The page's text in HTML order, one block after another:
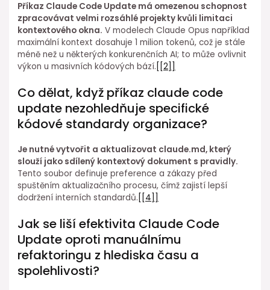
Příkaz Claude Code⁤ Update⁤ má omezenou schopnost⁢
zpracovávat velmi rozsáhlé projekty kvůli limitaci
kontextového okna. V modelech Claude Opus například
maximální kontext dosahuje 1 milion tokenů, což je stále
méně než u některých konkurenčních ⁤AI; to může ovlivnit
výkon u masivních kódových bází. [[2]]
Co dělat, když příkaz claude code
update ⁤nezohledňuje ⁣specifické
kódové standardy ⁣organizace?
Je nutné⁣ vytvořit a aktualizovat⁣ claude.md, který
slouží jako ⁣sdílený kontextový dokument s pravidly.
Tento soubor definuje preference a zákazy před
spuštěním ⁤aktualizačního procesu, čímž zajistí lepší
dodržení ⁤interních⁣ standardů. [[4]]
Jak se liší⁤ efektivita Claude Code
Update oproti manuálnímu
⁢refaktoringu z hlediska času a
⁢spolehlivosti?